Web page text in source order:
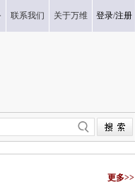
联系我们 关于万维 登录/注册
更多>>